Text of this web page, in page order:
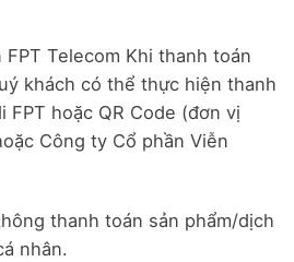
Telecom Khi thanh toán
khách có thể thực hiện thanh
FPT hoặc QR Code (đơn vị
Công ty Cổ phần Viễn
thanh toán sản phẩm/dịch
nhân.